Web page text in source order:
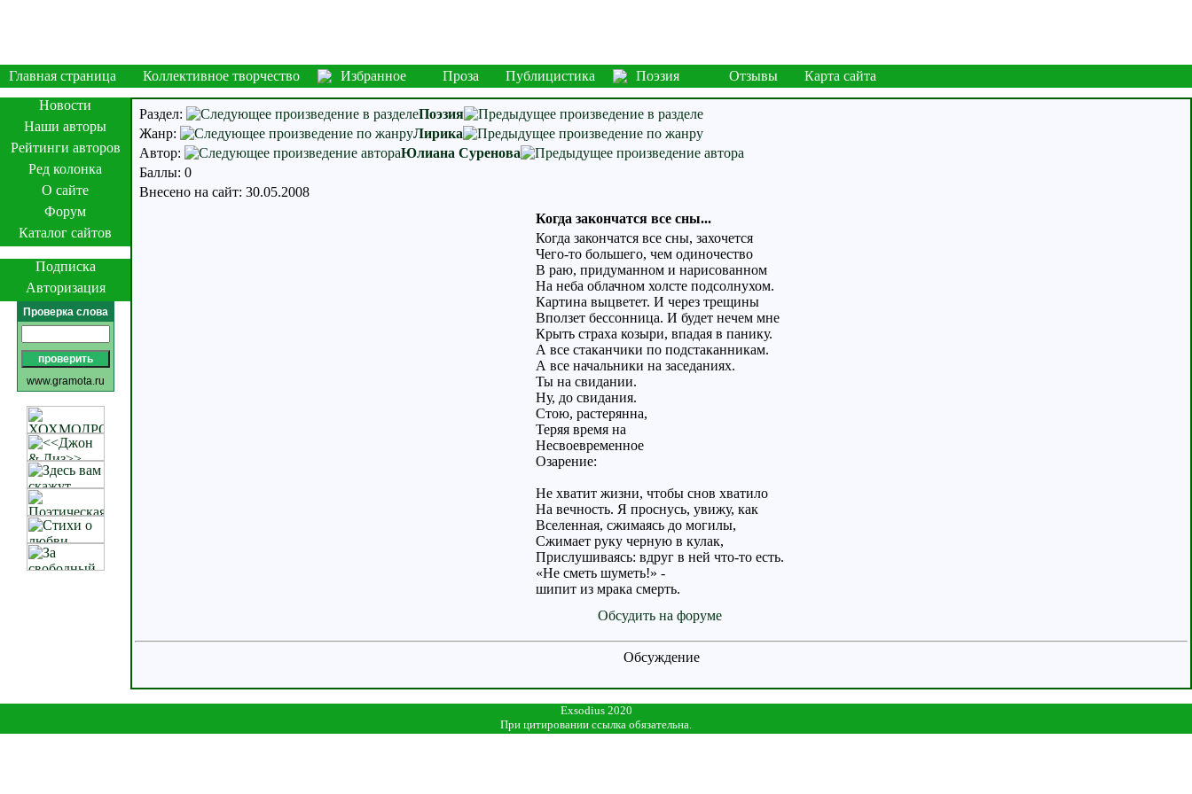
Главная страница Коллективное творчество Избранное Проза Публицистика Поэзия Отзывы
Карта сайта
Новости
Наши авторы
Рейтинги авторов
Ред колонка
О сайте
Форум
Каталог сайтов
Подписка
Авторизация
Проверка слова
www.gramota.ru
Раздел:
Поэзия
Жанр:
Лирика
Автор:
Юлиана Суренова
Баллы: 0
Внесено на сайт: 30.05.2008
Когда закончатся все сны...
Когда закончатся все сны, захочется
Чего-то большего, чем одиночество
В раю, придуманном и нарисованном
На неба облачном холсте подсолнухом.
Картина выцветет. И через трещины
Вползет бессонница. И будет нечем мне
Крыть страха козыри, впадая в панику.
А все стаканчики по подстаканникам.
А все начальники на заседаниях.
Ты на свидании.
Ну, до свидания.
Стою, растерянна,
Теряя время на
Несвоевременное
Озарение:
Не хватит жизни, чтобы снов хватило
На вечность. Я проснусь, увижу, как
Вселенная, сжимаясь до могилы,
Сжимает руку черную в кулак,
Прислушиваясь: вдруг в ней что-то есть.
«Не сметь шуметь!» -
шипит из мрака смерть.
Обсудить на форуме
Обсуждение
Exsodius 2020
При цитировании ссылка обязательна.